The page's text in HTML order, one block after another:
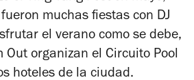
muchas fiestas con DJ
el verano como se debe,
Out organizan el Circuito Pool
hoteles de la ciudad.